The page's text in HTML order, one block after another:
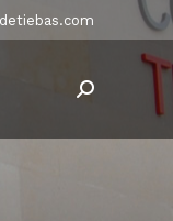
Buscar: